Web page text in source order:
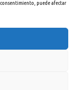
puede afectar